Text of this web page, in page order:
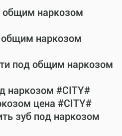
общим наркозом
общим наркозом
под общим наркозом
наркозом #CITY#
цена #CITY#
зуб под наркозом